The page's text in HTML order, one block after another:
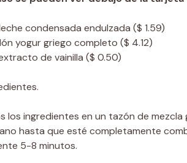
condensada endulzada ($ 1.59)
yogur griego completo ($ 4.12)
de vainilla ($ 0.50)
los ingredientes en un tazón de
hasta que esté completamente
5-8 minutos.